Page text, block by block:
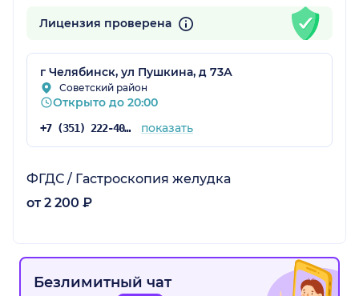
Лицензия проверена
г Челябинск, ул Пушкина, д 73А
Советский район
Открыто до 20:00
+7 (351) 222-40-22 показать
ФГДС / Гастроскопия желудка
от 2 200 ₽
Безлимитный чат